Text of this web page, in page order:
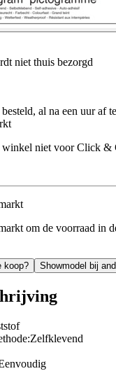
niet thuis bezorgd
besteld, al na een uur af
niet voor Click &
om de voorraad in
koop? Showmodel bij